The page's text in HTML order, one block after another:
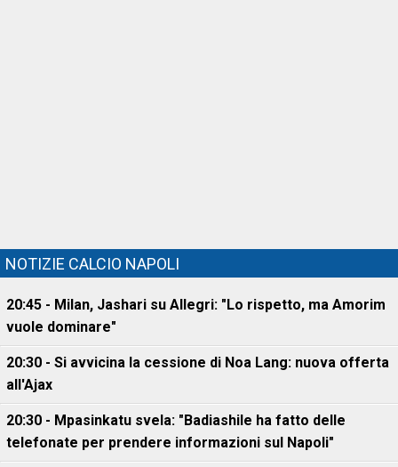
NOTIZIE CALCIO NAPOLI
20:45 - Milan, Jashari su Allegri: "Lo rispetto, ma Amorim
vuole dominare"
20:30 - Si avvicina la cessione di Noa Lang: nuova offerta
all'Ajax
20:30 - Mpasinkatu svela: "Badiashile ha fatto delle
telefonate per prendere informazioni sul Napoli"